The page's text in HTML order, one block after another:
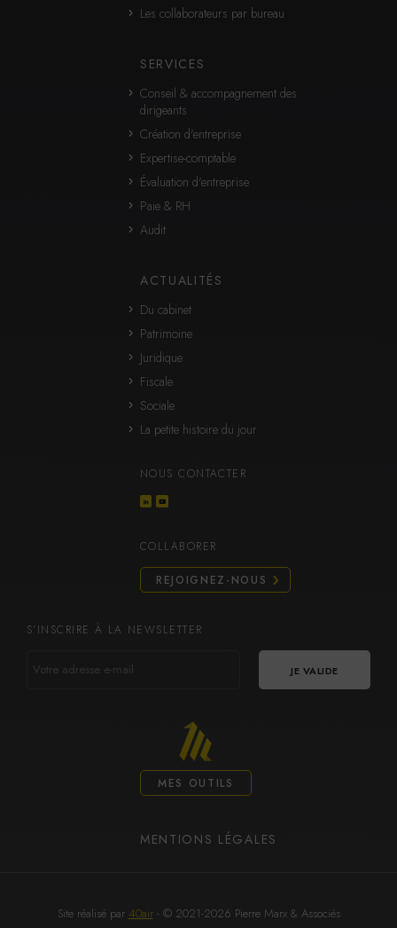
Les collaborateurs par bureau
SERVICES
Conseil & accompagnement des
dirigeants
Création d'entreprise
Expertise-comptable
Évaluation d'entreprise
Paie & RH
Audit
ACTUALITÉS
Du cabinet
Patrimoine
Juridique
Fiscale
Sociale
La petite histoire du jour
NOUS CONTACTER
COLLABORER
REJOIGNEZ-NOUS
S’INSCRIRE À LA NEWSLETTER
ADRESSE
MES OUTILS
MENTIONS LÉGALES
Site réalisé par 40air- © 2021-2026 Pierre Marx & Associés